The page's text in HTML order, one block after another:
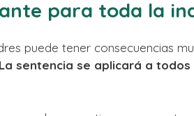
para toda la
puede tener consecuencias
La sentencia se aplicará a todos